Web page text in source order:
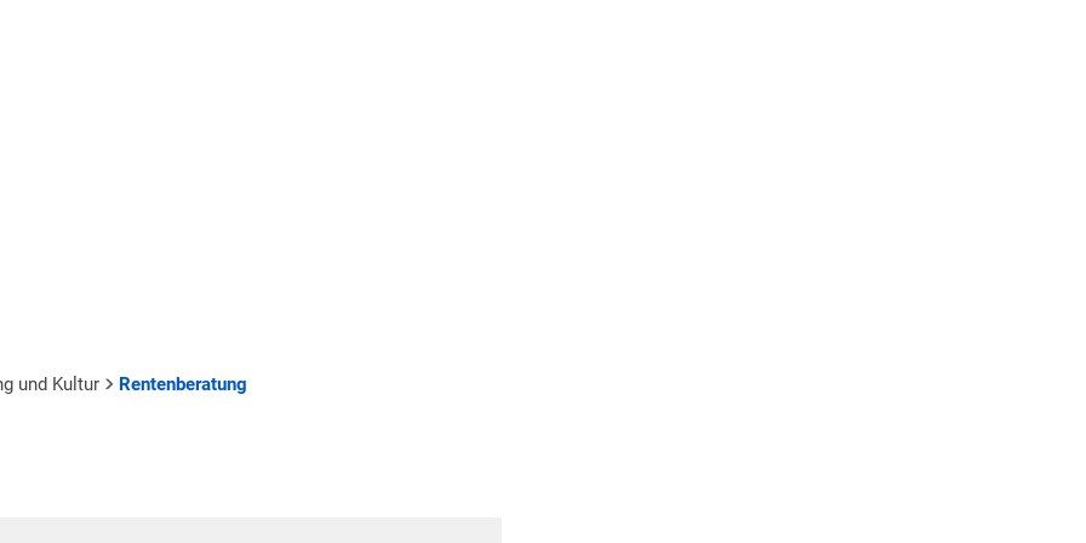
und Kultur Rentenberatung